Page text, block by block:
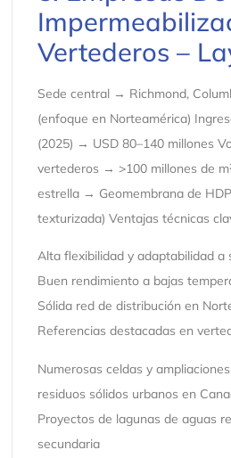
Vertederos –
Sede central → Richmond,
(enfoque en Norteamérica)
(2025) → USD 80–140 millones
vertederos → >100 millones de
estrella → Geomembrana de
texturizada) Ventajas técnicas
Alta flexibilidad y adaptabilidad a
Buen rendimiento a bajas
Sólida red de distribución en
Referencias destacadas en
Numerosas celdas y
residuos sólidos urbanos en
Proyectos de lagunas de aguas
secundaria